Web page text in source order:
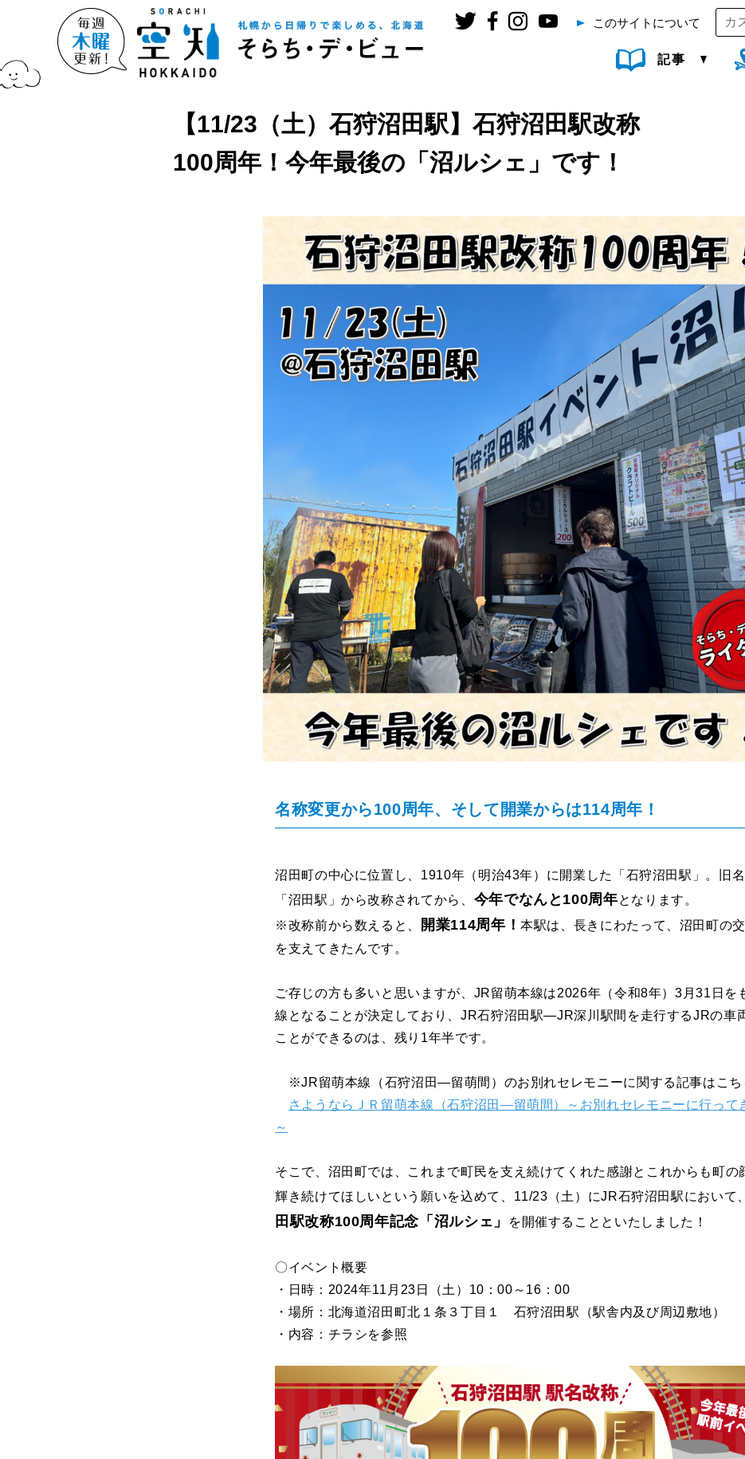
このサイトについて
記事
【11/23（土）石狩沼田駅】石狩沼田駅改称
100周年！今年最後の「沼ルシェ」です！
名称変更から100周年、そして開業からは114周年！
沼田町の中心に位置し、1910年（明治43年）に開業した「石狩沼田駅」。旧
「沼田駅」から改称されてから、 今年でなんと100周年となります。
※改称前から数えると、
開業114周年！本駅は、長きにわたって、沼田町の
を支えてきたんです。
ご存じの方も多いと思いますが、JR留萌本線は2026年（令和8年）3月31日を
線となることが決定しており、JR石狩沼田駅―JR深川駅間を走行するJRの車
ことができるのは、残り1年半です。
※JR留萌本線（石狩沼田―留萌間）のお別れセレモニーに関する記事はこち
さようならＪＲ留萌本線（石狩沼田―留萌間）～お別れセレモニーに行って
～
そこで、沼田町では、これまで町民を支え続けてくれた感謝とこれからも町の
輝き続けてほしいという願いを込めて、11/23（土）にJR石狩沼田駅において、
田駅改称100周年記念「沼ルシェ」
を開催することといたしました！
〇イベント概要
・日時：2024年11月23日（土）10：00～16：00
・場所：北海道沼田町北１条３丁目１ 石狩沼田駅（駅舎内及び周辺敷地）
・内容：チラシを参照